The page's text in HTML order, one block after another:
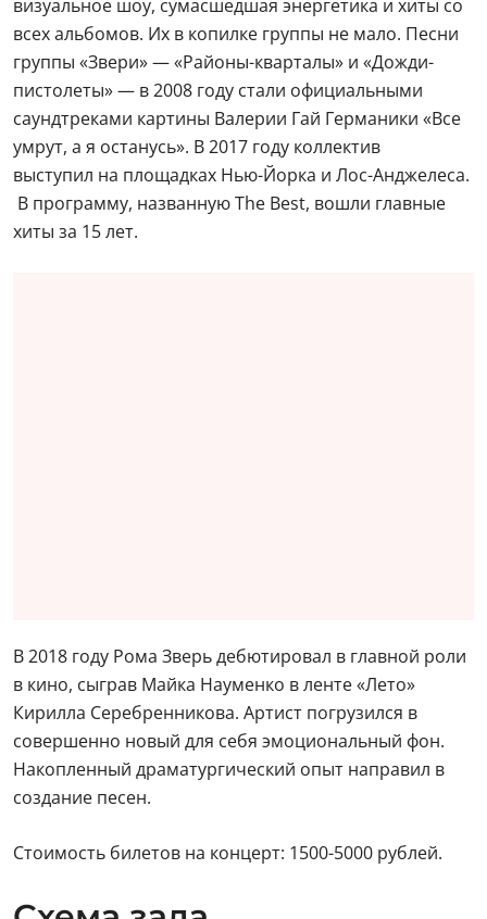
визуальное шоу, сумасшедшая энергетика и хиты со
всех альбомов. Их в копилке группы не мало. Песни
группы «Звери» — «Районы-кварталы» и «Дожди-
пистолеты» — в 2008 году стали официальными
саундтреками картины Валерии Гай Германики «Все
умрут, а я останусь». В 2017 году коллектив
выступил на площадках Нью-Йорка и Лос-Анджелеса.
В программу, названную The Best, вошли главные
хиты за 15 лет.
В 2018 году Рома Зверь дебютировал в главной роли
в кино, сыграв Майка Науменко в ленте «Лето»
Кирилла Серебренникова. Артист погрузился в
совершенно новый для себя эмоциональный фон.
Накопленный драматургический опыт направил в
создание песен.
Стоимость билетов на концерт: 1500-5000 рублей.